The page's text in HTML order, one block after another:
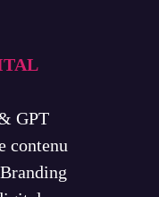
GPT
contenu